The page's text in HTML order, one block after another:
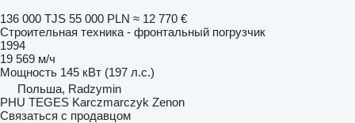
136 000 TJS 55 000 PLN ≈ 12 770 €
Строительная техника - фронтальный погрузчик
1994
19 569 м/ч
Мощность 145 кВт (197 л.с.)
Польша, Radzymin
PHU TEGES Karczmarczyk Zenon
Связаться с продавцом